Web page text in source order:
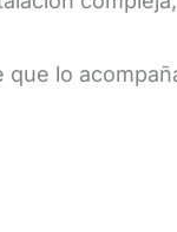
que lo